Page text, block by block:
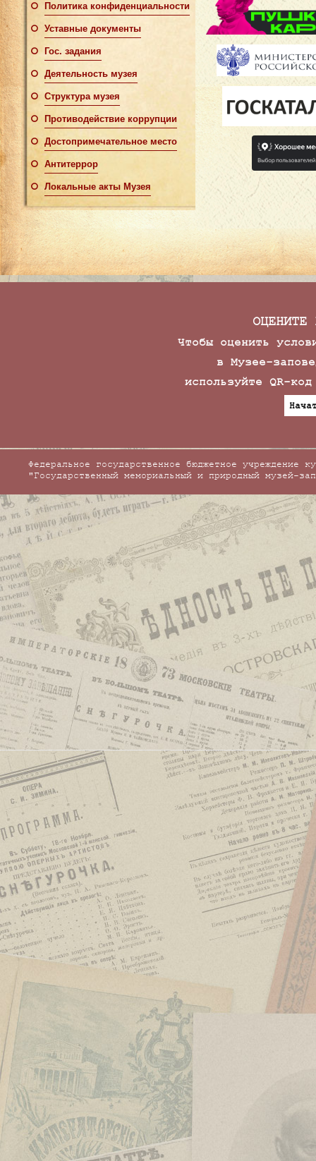
Политика конфиденциальности
Уставные документы
Гос. задания
Деятельность музея
Структура музея
Противодействие коррупции
Достопримечательное место
Антитеррор
Локальные акты Музея
ОЦЕНИТЕ
Чтобы оценить
в Музее-
используйте QR-
Федеральное государственное бюджетное учреждение
"Государственный мемориальный и природный музей-